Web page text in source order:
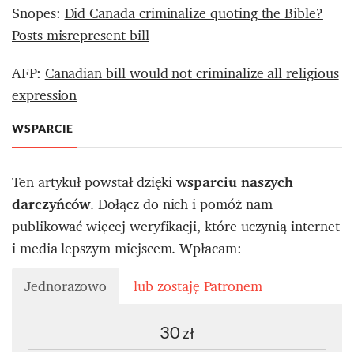
Snopes:Did Canada criminalize quoting the Bible?
Posts misrepresent bill
AFP:Canadian bill would not criminalize all religious
expression
WSPARCIE
Ten artykuł powstał dziękiwsparciu naszych
darczyńców. Dołącz do nich i pomóż nam
publikować więcej weryfikacji, które uczynią internet
i media lepszym miejscem. Wpłacam:
Jednorazowo
lub zostaję Patronem
30zł